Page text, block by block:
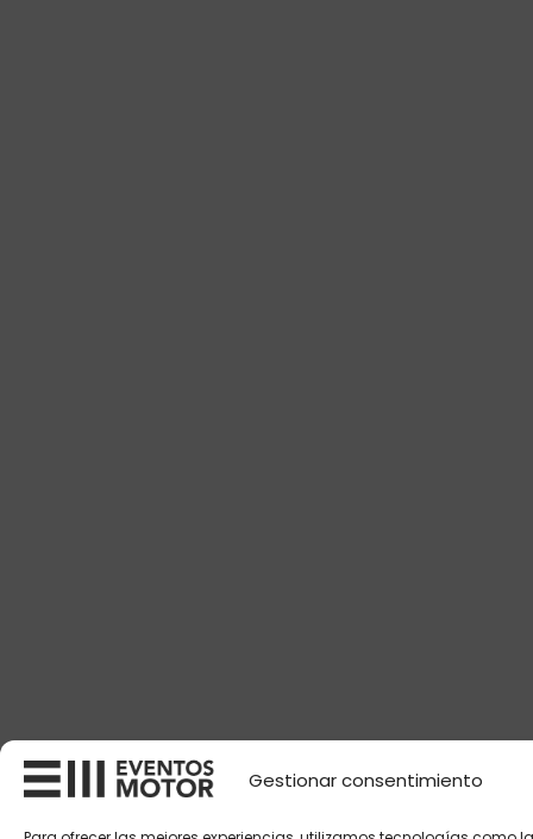
Gestionar consentimiento